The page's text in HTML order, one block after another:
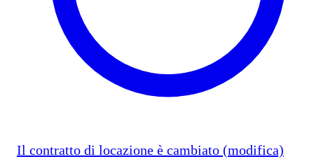
Il contratto di locazione è cambiato (modifica)